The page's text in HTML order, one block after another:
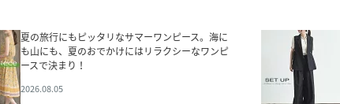
夏の旅行にもピッタリなサマーワンピース。海に
も山にも、夏のおでかけにはリラクシーなワンピ
ースで決まり！
2026.08.05